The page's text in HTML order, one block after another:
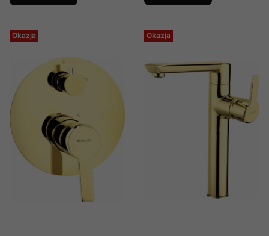
Okazja Okazja